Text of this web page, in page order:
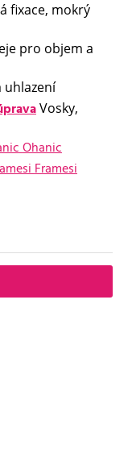
fixace, mokrý
pro objem a
uhlazení
Vosky,
Ohanic
Framesi